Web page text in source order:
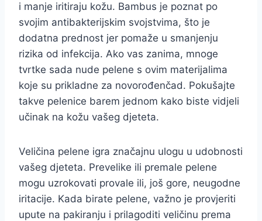
i manje iritiraju kožu. Bambus je poznat po
svojim antibakterijskim svojstvima, što je
dodatna prednost jer pomaže u smanjenju
rizika od infekcija. Ako vas zanima, mnoge
tvrtke sada nude pelene s ovim materijalima
koje su prikladne za novorođenčad. Pokušajte
takve pelenice barem jednom kako biste vidjeli
učinak na kožu vašeg djeteta.
Veličina pelene igra značajnu ulogu u udobnosti
vašeg djeteta. Prevelike ili premale pelene
mogu uzrokovati provale ili, još gore, neugodne
iritacije. Kada birate pelene, važno je provjeriti
upute na pakiranju i prilagoditi veličinu prema